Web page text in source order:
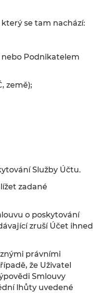
se tam nachází:
nebo Podnikatelem
země);
Služby Účtu.
zadané
o poskytování
zruší Účet ihned
právními
že Uživatel
Smlouvy
lhůty uvedené